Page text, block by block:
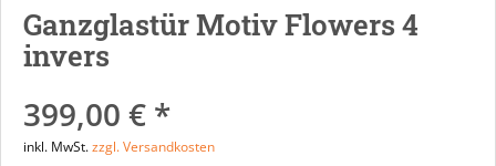
Ganzglastür Motiv Flowers 4
invers
399,00 € *
inkl. MwSt.zzgl. Versandkosten